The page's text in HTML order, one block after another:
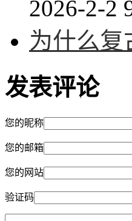
2026-2-2
为什么复
发表评论
您的昵称
您的邮箱
您的网站
验证码